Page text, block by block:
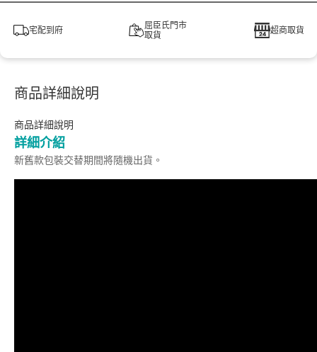
宅配到府
屈臣氏門市
取貨
超商取貨
商品詳細說明
商品詳細說明
詳細介紹
新舊款包裝交替期間將隨機出貨。